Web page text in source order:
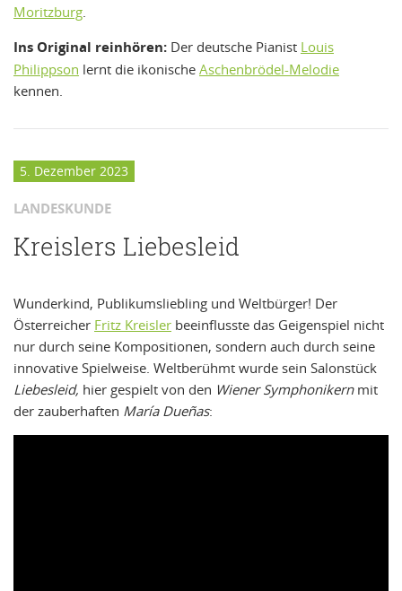
Moritzburg
Ins Original reinhören: Der deutsche Pianist Louis
Philippson lernt die ikonische Aschenbrödel-Melodie
kennen.
5. Dezember 2023
LANDESKUNDE
Kreislers Liebesleid
Wunderkind, Publikumsliebling und Weltbürger! Der
Österreicher Fritz Kreisler beeinflusste das Geigenspiel nicht
nur durch seine Kompositionen, sondern auch durch seine
innovative Spielweise. Weltberühmt wurde sein Salonstück
Liebesleid, hier gespielt von den Wiener Symphonikernmit
der zauberhaften María Dueñas: